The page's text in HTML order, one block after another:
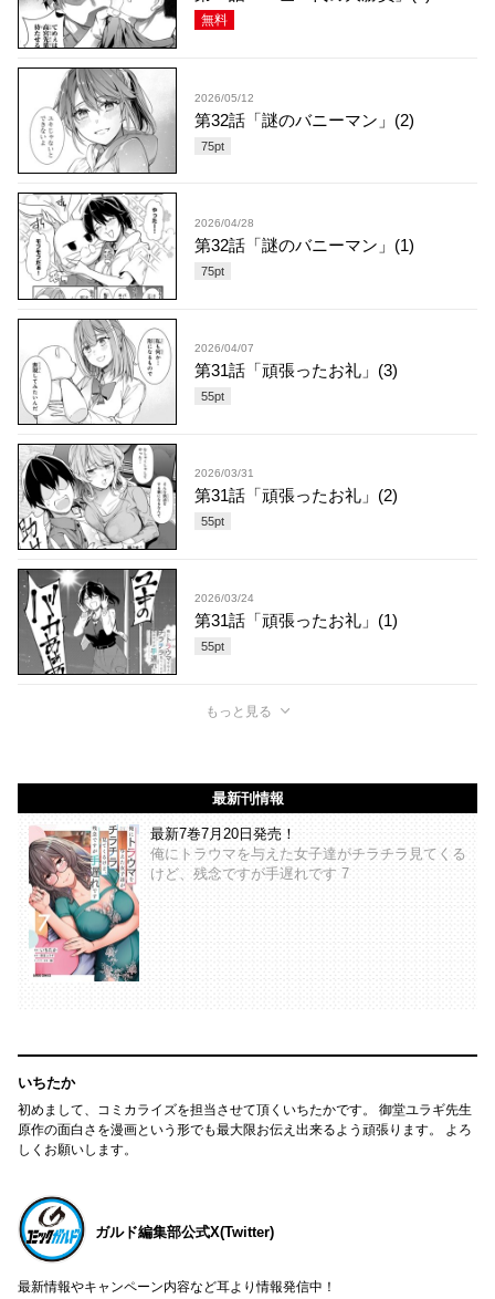
無料
2026/05/12
第32話「謎のバニーマン」(2)
75pt
2026/04/28
第32話「謎のバニーマン」(1)
75pt
2026/04/07
第31話「頑張ったお礼」(3)
55pt
2026/03/31
第31話「頑張ったお礼」(2)
55pt
2026/03/24
第31話「頑張ったお礼」(1)
55pt
もっと見る
最新刊情報
最新7巻7月20日発売！
俺にトラウマを与えた女子達がチラチラ見てくる
けど、残念ですが手遅れです 7
いちたか
初めまして、コミカライズを担当させて頂くいちたかです。 御堂ユラギ先生
原作の面白さを漫画という形でも最大限お伝え出来るよう頑張ります。 よろ
しくお願いします。
ガルド編集部公式X(Twitter)
最新情報やキャンペーン内容など耳より情報発信中！